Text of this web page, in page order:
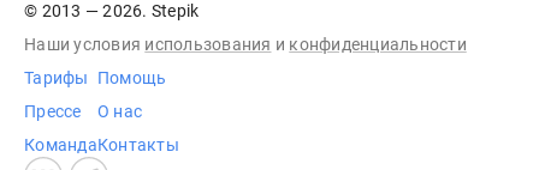
© 2013 — 2026. Stepik
Наши условия использования и конфиденциальности
Тарифы
Прессе
Команда
Помощь
О нас
Контакты